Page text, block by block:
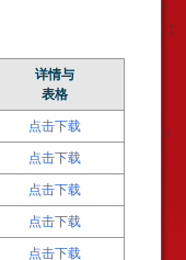
详情与
表格
点击下载
点击下载
点击下载
点击下载
点击下载